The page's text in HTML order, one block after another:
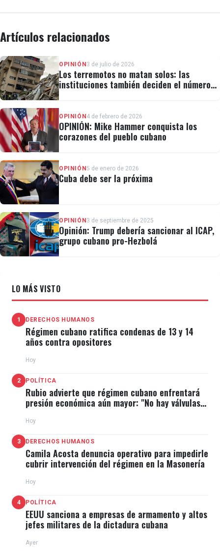
Artículos relacionados
OPINIÓN3 de julio de 2026
Los terremotos no matan solos: las
instituciones también deciden el número
OPINIÓN4 de febrero de 2026
OPINIÓN: Mike Hammer conquista los
corazones del pueblo cubano
OPINIÓN 5 de enero de 2026
Cuba debe ser la próxima
OPINIÓN 3 de septiembre de 2025
Opinión: Trump debería sancionar al ICAP,
grupo cubano pro-Hezbolá
LO MÁS VISTO
1 DERECHOS HUMANOS
Régimen cubano ratifica condenas de 13 y 14
años contra opositores
Hoy
2 POLÍTICA
Rubio advierte que régimen cubano enfrentará
presión económica aún mayor: "No hay válvulas
Hoy
3 DERECHOS HUMANOS
Camila Acosta denuncia operativo para impedirle
cubrir intervención del régimen en la Masonería
Hoy
4 POLÍTICA
EEUU sanciona a empresas de armamento y altos
jefes militares de la dictadura cubana
Ayer